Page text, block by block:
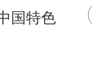
国特色